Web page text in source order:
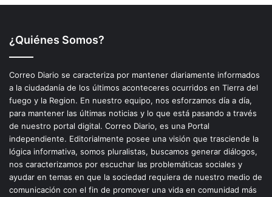
¿Quiénes Somos?
Correo Diario se caracteriza por mantener diariamente informados
a la ciudadanía de los últimos aconteceres ocurridos en Tierra del
fuego y la Region. En nuestro equipo, nos esforzamos día a día,
para mantener las últimas noticias y lo que está pasando a través
de nuestro portal digital. Correo Diario, es una Portal
independiente. Editorialmente posee una visión que trasciende la
lógica informativa, somos pluralistas, buscamos generar diálogos,
nos caracterizamos por escuchar las problemáticas sociales y
ayudar en temas en que la sociedad requiera de nuestro medio de
comunicación con el fin de promover una vida en comunidad más